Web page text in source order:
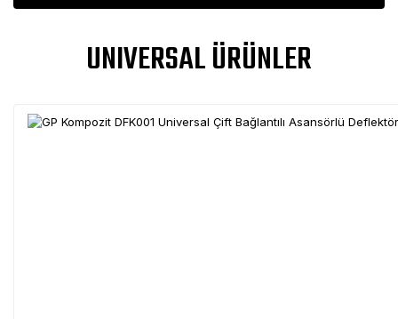
UNIVERSAL ÜRÜNLER